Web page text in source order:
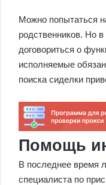
Можно попытаться
родственников. Но
договориться о
исполняемые
поиска сиделки
Помощь
В последнее время
специалиста по